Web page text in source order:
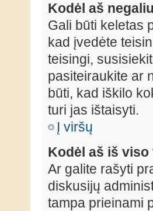
Kodėl aš
Gali būti keletas
kad įvedėte
teisingi,
pasiteiraukite ar
būti, kad iškilo
turi jas ištaisyti.
Į viršų
Kodėl aš iš
Ar galite rašyti
diskusijų
tampa prieinami